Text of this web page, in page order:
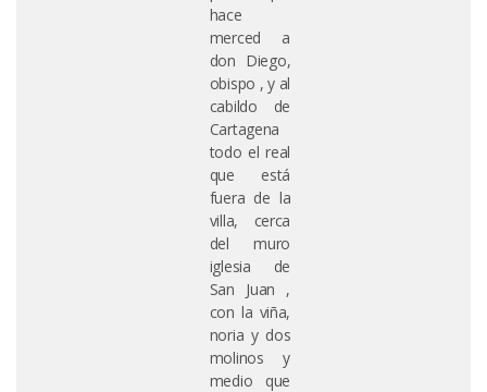
hace
merced a
don Diego,
obispo , y al
cabildo de
Cartagena
todo el real
que está
fuera de la
villa, cerca
del muro
iglesia de
San Juan ,
con la viña,
noria y dos
molinos y
medio que